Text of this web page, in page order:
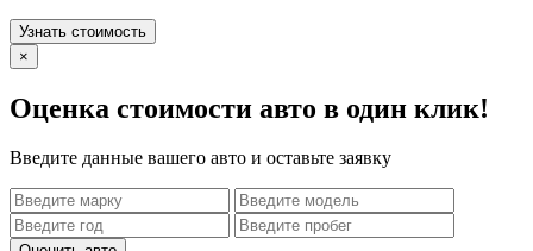
Узнать стоимость
×
Оценка стоимости авто в один клик!
Введите данные вашего авто и оставьте заявку